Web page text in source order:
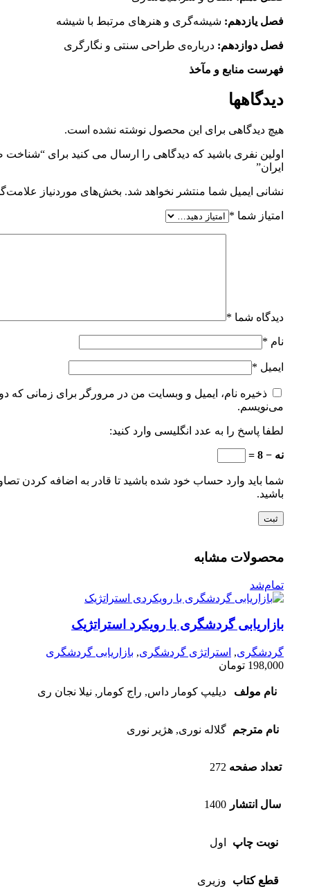
فصل یازدهم: شیشه‌گری و هنرهای مرتبط با شیشه
فصل دوازدهم: درباره‌ی طراحی سنتی و نگارگری
فهرست منابع و مآخذ
دیدگاهها
هیچ دیدگاهی برای این محصول نوشته نشده است.
اولین نفری باشید که دیدگاهی را ارسال می کنید برای “شناخت
ایران”
نشانی ایمیل شما منتشر نخواهد شد. بخش‌های موردنیاز
امتیاز شما *
دیدگاه شما *
نام *
ایمیل *
ذخیره نام، ایمیل و وبسایت من در مرورگر برای زمانی که
می‌نویسم.
لطفا پاسخ را به عدد انگلیسی وارد کنید:
نه − 8 =
شما باید وارد حساب خود شده باشید تا قادر به اضافه کردن
باشید.
محصولات مشابه
تمام‌شد
بازاریابی گردشگری با رویکرد استراتژیک
گردشگری, استراتژی گردشگری, بازاریابی گردشگری
198,000 تومان
نام مولف دیلیپ کومار داس, راج کومار, نیلا نجان ری
نام مترجم گلاله نوری, هژیر نوری
تعداد صفحه 272
سال انتشار 1400
نوبت چاپ اول
قطع کتاب وزیری